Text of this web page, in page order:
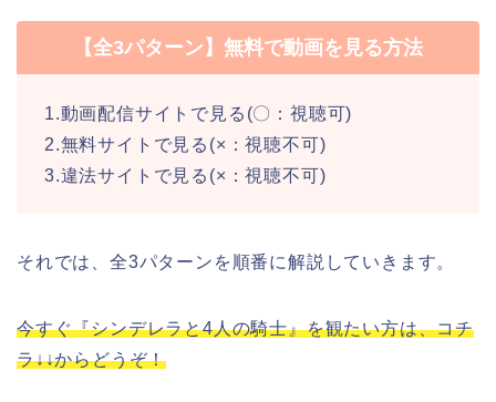
【全3パターン】無料で動画を見る方法
1.動画配信サイトで見る(〇：視聴可)
2.無料サイトで見る(×：視聴不可)
3.違法サイトで見る(×：視聴不可)
それでは、全3パターンを順番に解説していきます。
今すぐ『シンデレラと4人の騎士』を観たい方は、コチ
ラ↓↓からどうぞ！